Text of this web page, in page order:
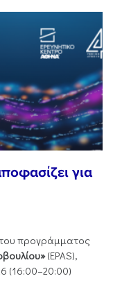
για
του προγράμματος
(EPAS),
(16:00–20:00)